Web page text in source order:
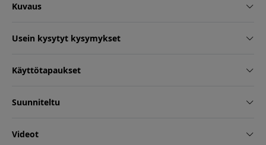
Kuvaus
Usein kysytyt kysymykset
Käyttötapaukset
Suunniteltu
Videot